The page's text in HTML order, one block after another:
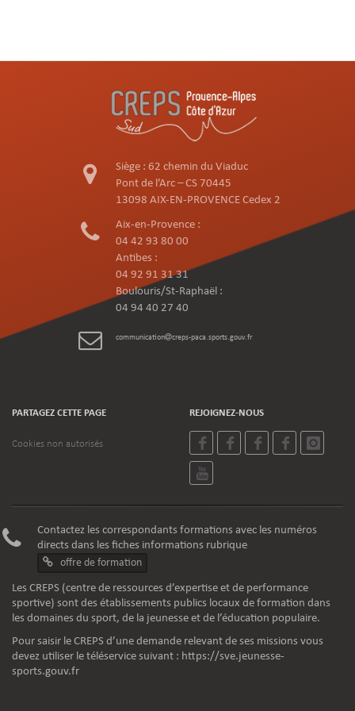
Siège : 62 chemin du Viaduc
Pont de l’Arc – CS 70445
13098 AIX-EN-PROVENCE Cedex 2
Aix-en-Provence :
04 42 93 80 00
Antibes :
04 92 91 31 31
Boulouris/St-Raphaël :
04 94 40 27 40
communication creps-paca.sports.gouv.fr
PARTAGEZ CETTE PAGE
Cookies non autorisés
REJOIGNEZ-NOUS
Contactez les correspondants formations avec les numéros
directs dans les fiches informations rubrique
offre de formation
Les CREPS (centre de ressources d’expertise et de performance
sportive) sont des établissements publics locaux de formation dans
les domaines du sport, de la jeunesse et de l’éducation populaire.
Pour saisir le CREPS d’une demande relevant de ses missions vous
devez utiliser le téléservice suivant : https://sve.jeunesse-
sports.gouv.fr